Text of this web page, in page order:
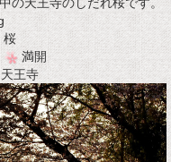
桜
満開
王寺